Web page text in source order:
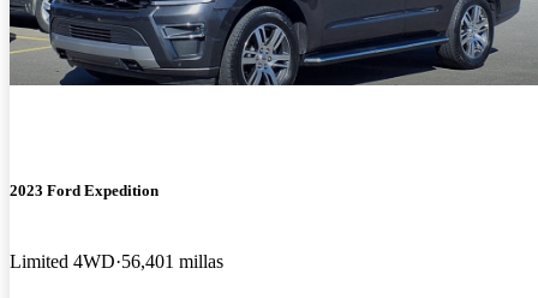
2023 Ford Expedition
Limited 4WD 56,401 millas